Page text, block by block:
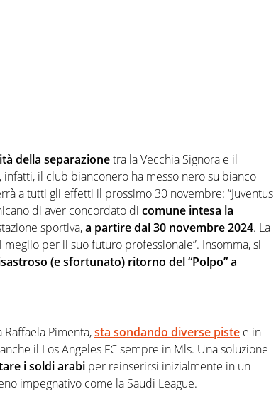
della separazionetra la Vecchia Signora e il
il club bianconero ha messo nero su bianco
a tutti gli effetti il prossimo 30 novembre: “Juventus
di aver concordato di comune intesa la
sportiva,a partire dal 30 novembre 2024. La
per il suo futuro professionale”. Insomma, si
(e sfortunato) ritorno del “Polpo” a
Raffaela Pimenta,sta sondando diverse piste e in
il Los Angeles FC sempre in Mls. Una soluzione
i soldi arabi per reinserirsi inizialmente in un
impegnativo come la Saudi League.